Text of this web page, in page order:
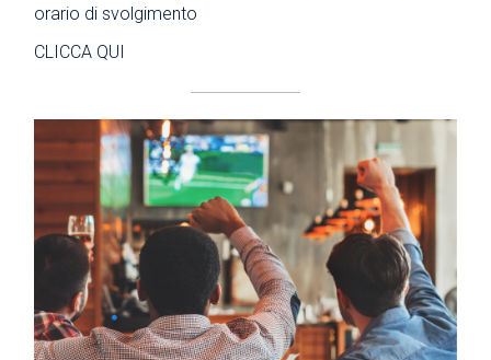
orario di svolgimento
CLICCA QUI